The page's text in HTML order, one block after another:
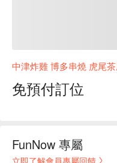
中津炸雞 博多串燒 虎尾
免預付訂位
FunNow 專屬
立即了解會員專屬回饋